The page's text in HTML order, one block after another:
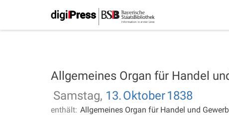
Allgemeines Organ für Handel
Samstag, 13.Oktober1838
enthält: Allgemeines Organ für Handel und